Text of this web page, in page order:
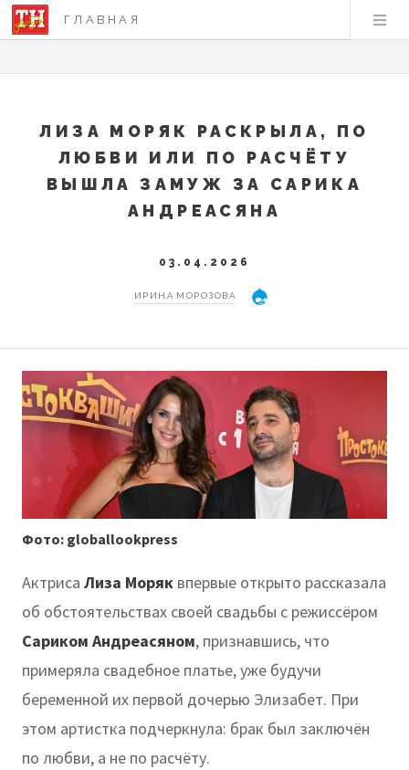
ГЛАВНАЯ
ЛИЗА МОРЯК РАСКРЫЛА, ПО
ЛЮБВИ ИЛИ ПО РАСЧЁТУ
ВЫШЛА ЗАМУЖ ЗА САРИКА
АНДРЕАСЯНА
03.04.2026
ИРИНА МОРОЗОВА
Фото: globallookpress
Актриса Лиза Моряк впервые открыто рассказала
об обстоятельствах своей свадьбы с режиссёром
Сариком Андреасяном, признавшись, что
примеряла свадебное платье, уже будучи
беременной их первой дочерью Элизабет. При
этом артистка подчеркнула: брак был заключён
по любви, а не по расчёту.